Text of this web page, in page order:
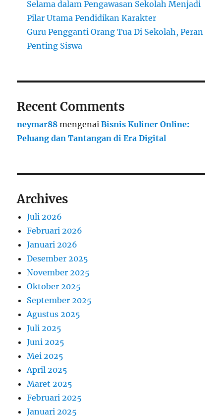
Selama dalam Pengawasan Sekolah Menjadi
Pilar Utama Pendidikan Karakter
Guru Pengganti Orang Tua Di Sekolah, Peran
Penting Siswa
Recent Comments
neymar88 mengenaiBisnis Kuliner Online:
Peluang dan Tantangan di Era Digital
Archives
Juli 2026
Februari 2026
Januari 2026
Desember 2025
November 2025
Oktober 2025
September 2025
Agustus 2025
Juli 2025
Juni 2025
Mei 2025
April 2025
Maret 2025
Februari 2025
Januari 2025